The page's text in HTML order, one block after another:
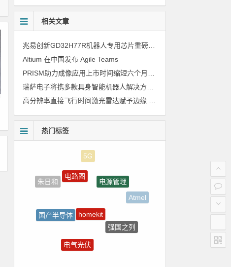
相关文章
兆易创新GD32H77R机器人专用芯片重磅亮相，精准赋能伺服驱动与关节控制
Altium 在中国发布 Agile Teams
热门标签
朱日和
电路图
电源管理
Atmel
国产半导体
强国之列
Blackfin处理器
电气光伏